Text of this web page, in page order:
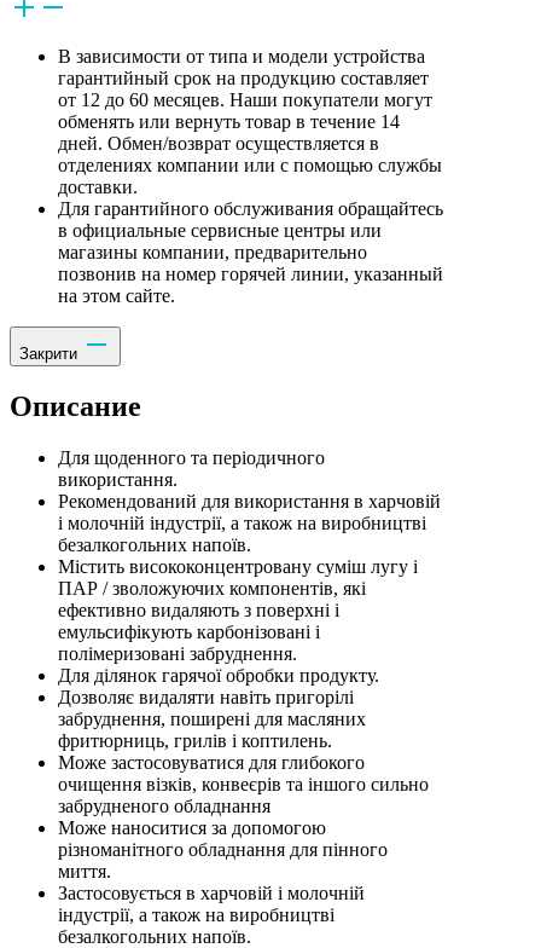
В зависимости от типа и модели устройства
гарантийный срок на продукцию составляет
от 12 до 60 месяцев. Наши покупатели могут
обменять или вернуть товар в течение 14
дней. Обмен/возврат осуществляется в
отделениях компании или с помощью службы
доставки.
Для гарантийного обслуживания обращайтесь
в официальные сервисные центры или
магазины компании, предварительно
позвонив на номер горячей линии, указанный
на этом сайте.
Закрити
Описание
Для щоденного та періодичного
використання.
Рекомендований для використання в харчовій
і молочній індустрії, а також на виробництві
безалкогольних напоїв.
Містить висококонцентровану суміш лугу і
ПАР / зволожуючих компонентів, які
ефективно видаляють з поверхні і
емульсифікують карбонізовані і
полімеризовані забруднення.
Для ділянок гарячої обробки продукту.
Дозволяє видаляти навіть пригорілі
забруднення, поширені для масляних
фритюрниць, грилів і коптилень.
Може застосовуватися для глибокого
очищення візків, конвеєрів та іншого сильно
забрудненого обладнання
Може наноситися за допомогою
різноманітного обладнання для пінного
миття.
Застосовується в харчовій і молочній
індустрії, а також на виробництві
безалкогольних напоїв.